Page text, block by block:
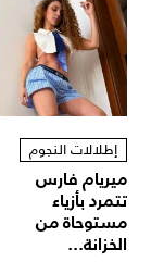
إطلالات النجوم
ميريام فارس
تتمرد بأزياء
مستوحاة من
الخزانة...